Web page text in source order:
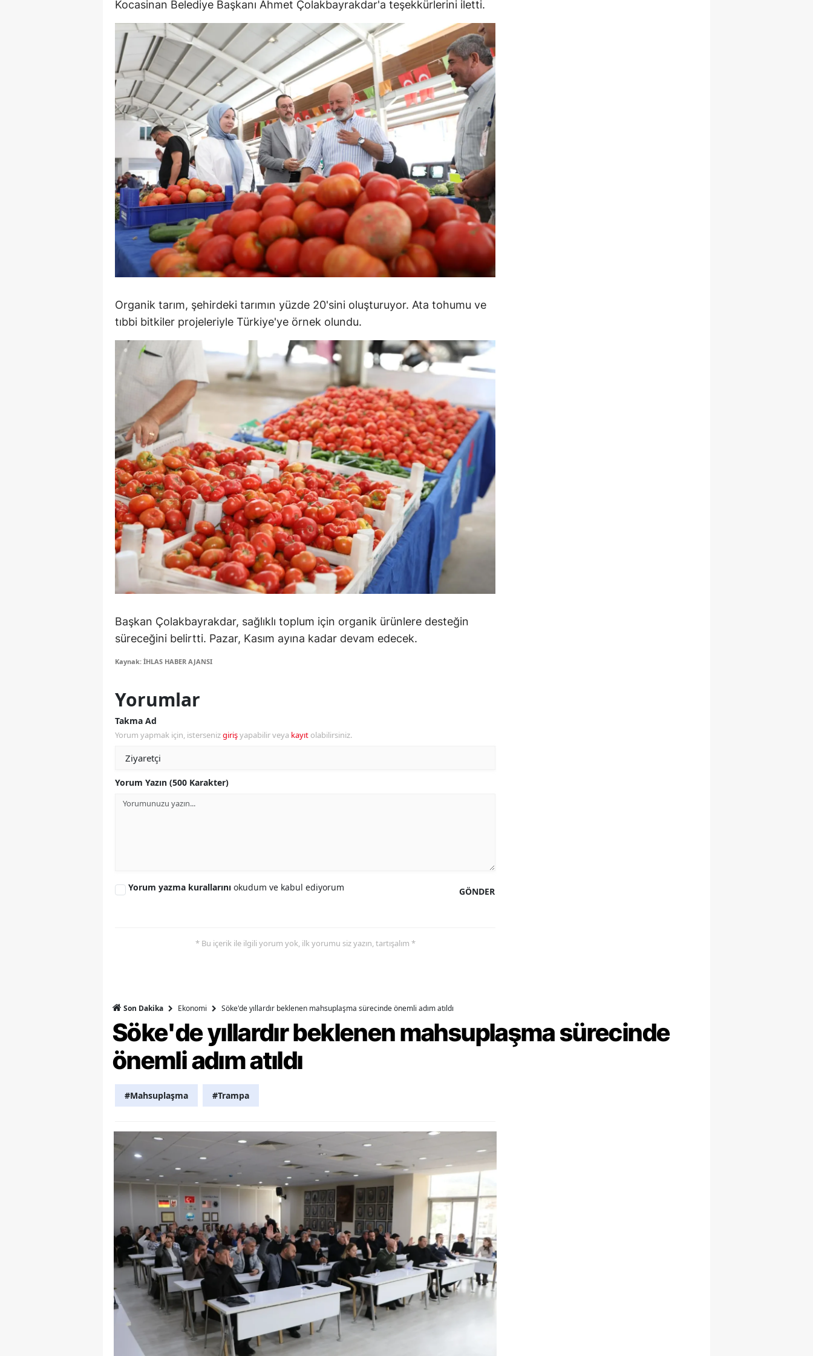
İstanbul
İzmir
Kars
Kastamonu
Kayseri
Kırklareli
Kırşehir
Kocaeli
Konya
Kütahya
Manisa
Kahramanmaraş
Mardin
Muğla
Muş
Nevşehir
Niğde
Ordu
Rize
Sakarya
Samsun
Siirt
Sivas
Tunceli
Aksaray
Şırnak
Bartın
Ardahan
Karabük
Osmaniye
Düzce
Kocasinan Belediye Başkanı Ahmet Çolakbayrakdar'a teşekkürlerini iletti.
Organik tarım, şehirdeki tarımın yüzde 20'sini oluşturuyor. Ata tohumu ve
tıbbi bitkiler projeleriyle Türkiye'ye örnek olundu.
Başkan Çolakbayrakdar, sağlıklı toplum için organik ürünlere desteğin
süreceğini belirtti. Pazar, Kasım ayına kadar devam edecek.
Kaynak: İHLAS HABER AJANSI
Yorumlar
Takma Ad
Yorum yapmak için, istersenizgirişyapabilir veya kayıt olabilirsiniz.
Yorum Yazın (500 Karakter)
GÖNDER
Yorum yazma kurallarını okudum ve kabul ediyorum
* Bu içerik ile ilgili yorum yok, ilk yorumu siz yazın, tartışalım *
Son Dakika Ekonomi Söke'de yıllardır beklenen mahsuplaşma sürecinde önemli adım atıldı
Söke'de yıllardır beklenen mahsuplaşma sürecinde
önemli adım atıldı
#Mahsuplaşma #Trampa